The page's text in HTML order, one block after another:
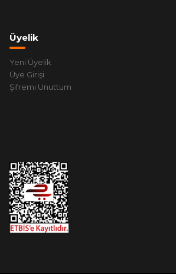
Üyelik
Yeni Üyelik
Üye Girişi
Şifremi Unuttum